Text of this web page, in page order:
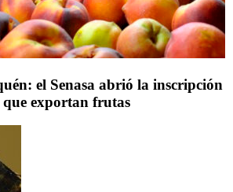
el Senasa abrió la inscripción
exportan frutas